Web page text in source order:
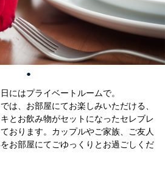
にはプライベートルームで。
は、お部屋にてお楽しみいただける、
とお飲み物がセットになったセレブレ
おります。カップルやご家族、ご友人
お部屋にてごゆっくりとお過ごしくだ